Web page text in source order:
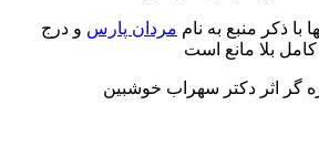
با ذکر منبع به نام مردان پارس و درج
بلا مانع است
گر اثر دکتر سهراب خوشبین